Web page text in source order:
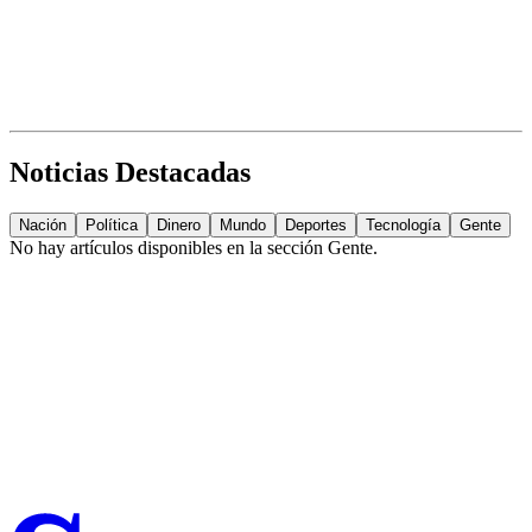
Noticias Destacadas
Nación Política Dinero Mundo Deportes Tecnología Gente
No hay artículos disponibles en la sección Gente.